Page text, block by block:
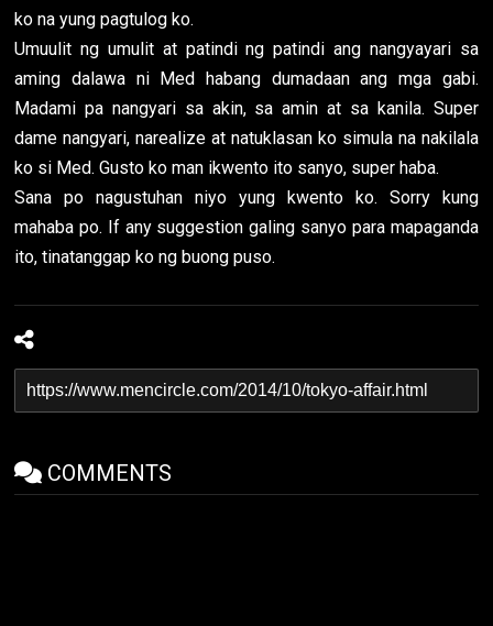
ko na yung pagtulog ko.
Umuulit ng umulit at patindi ng patindi ang nangyayari sa
aming dalawa ni Med habang dumadaan ang mga gabi.
Madami pa nangyari sa akin, sa amin at sa kanila. Super
dame nangyari, narealize at natuklasan ko simula na nakilala
ko si Med. Gusto ko man ikwento ito sanyo, super haba.
Sana po nagustuhan niyo yung kwento ko. Sorry kung
mahaba po. If any suggestion galing sanyo para mapaganda
ito, tinatanggap ko ng buong puso.
COMMENTS